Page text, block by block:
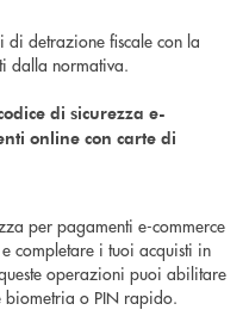
detrazione fiscale con la
dalla normativa.
di sicurezza e-
online con carte di
per pagamenti e-commerce
completare i tuoi acquisti in
operazioni puoi abilitare
biometria o PIN rapido.